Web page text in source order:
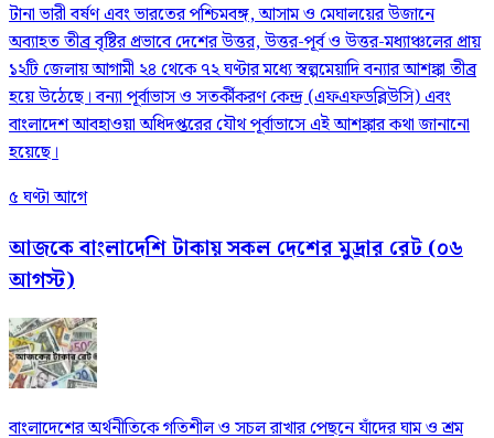
টানা ভারী বর্ষণ এবং ভারতের পশ্চিমবঙ্গ, আসাম ও মেঘালয়ের উজানে
অব্যাহত তীব্র বৃষ্টির প্রভাবে দেশের উত্তর, উত্তর-পূর্ব ও উত্তর-মধ্যাঞ্চলের প্রায়
১২টি জেলায় আগামী ২৪ থেকে ৭২ ঘণ্টার মধ্যে স্বল্পমেয়াদি বন্যার আশঙ্কা তীব্র
হয়ে উঠেছে। বন্যা পূর্বাভাস ও সতর্কীকরণ কেন্দ্র (এফএফডব্লিউসি) এবং
বাংলাদেশ আবহাওয়া অধিদপ্তরের যৌথ পূর্বাভাসে এই আশঙ্কার কথা জানানো
হয়েছে।
৫ ঘণ্টা আগে
আজকে বাংলাদেশি টাকায় সকল দেশের মুদ্রার রেট (০৬
আগস্ট)
বাংলাদেশের অর্থনীতিকে গতিশীল ও সচল রাখার পেছনে যাঁদের ঘাম ও শ্রম